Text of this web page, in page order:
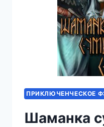
ПРИКЛЮЧЕНЧЕСКОЕ
Шаманка